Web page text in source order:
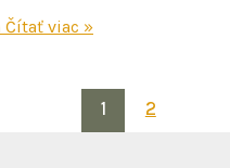
Čítať viac »
1 2